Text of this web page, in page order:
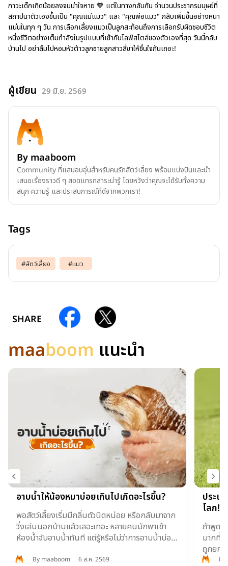
ภาวะเด็กเกิดน้อยลงจนน่าใจหาย 🧡 แต่ในทางกลับกัน จำนวนประชากรมนุษย์ที่
สถาปนาตัวเองขึ้นเป็น "คุณแม่แมว" และ "คุณพ่อแมว" กลับเพิ่มขึ้นอย่างหนา
แน่นในทุก ๆ วัน การเลือกเลี้ยงแมวเป็นลูกสะท้อนถึงการเลือกรับผิดชอบชีวิต
หนึ่งชีวิตอย่างเต็มกำลังในรูปแบบที่เข้ากับไลฟ์สไตล์ของตัวเองที่สุด วันนี้กลับ
บ้านไป อย่าลืมไปหอมหัวต้าวลูกชายลูกสาวสี่ขาให้ชื่นใจกันเถอะ!
ผู้เขียน 29 มิ.ย. 2569
By maaboom
Community ที่แสนอบอุ่นสำหรับคนรักสัตว์เลี้ยง พร้อมแบ่งปันและนำ
เสนอเรื่องราวดี ๆ สอดแทรกสาระน่ารู้ โดยหวังว่าคุณจะได้รับทั้งความ
สนุก ความรู้ และประสบการณ์ที่ดีจากพวกเรา!
Tags
#สัตว์เลี้ยง #แมว
SHARE
maaboom แนะนำ
อาบน้ำให้น้องหมาบ่อยเกินไปเกิดอะไรขึ้น?
พอสัตว์เลี้ยงเริ่มมีกลิ่นตัวนิดหน่อย หรือกลับมาจาก
วิ่งเล่นนอกบ้านแล้วเลอะเทอะ หลายคนมักพาเข้า
ห้องน้ำจับอาบน้ำทันที แต่รู้หรือไม่ว่าการอาบน้ำบ่อย
มากกว่าที่คิด!
By maaboom 6 ส.ค. 2569
ประเ
โลก!
ถ้าพูดถึ
มากที่สุ
ถูกยกใ
สัตว์เข้
By